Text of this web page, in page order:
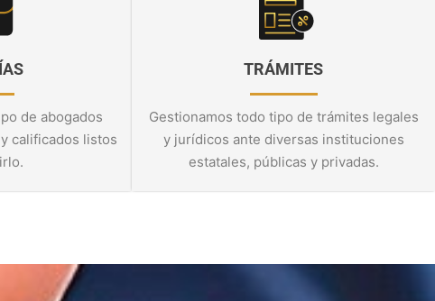
de abogados
calificados listos
TRÁMITES
Gestionamos todo tipo de trámites legales
y jurídicos ante diversas instituciones
estatales, públicas y privadas.